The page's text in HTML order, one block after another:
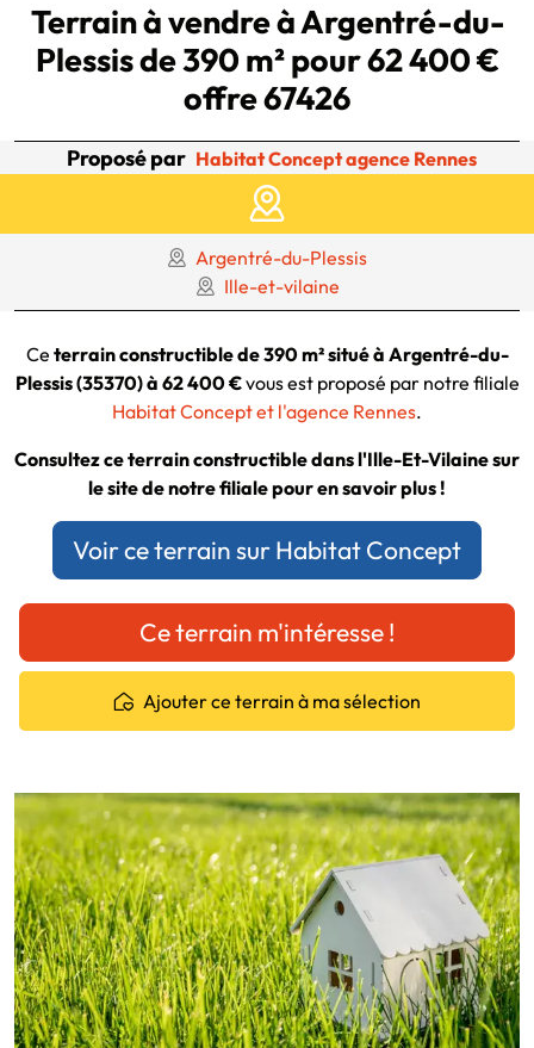
Terrain à vendre à Argentré-du-
Plessis de 390 m² pour 62 400 €
offre 67426
Proposé par Habitat Concept agence Rennes
Argentré-du-Plessis
Ille-et-vilaine
Ce terrain constructible de 390 m² situé à Argentré-du-
Plessis (35370) à 62 400 €vous est proposé par notre filiale
Habitat Concept et l'agence Rennes.
Consultez ce terrain constructible dans l'Ille-Et-Vilaine sur
le site de notre filiale pour en savoir plus !
Voir ce terrain sur Habitat Concept
Ce terrain m'intéresse !
Ajouter ce terrain à ma sélection